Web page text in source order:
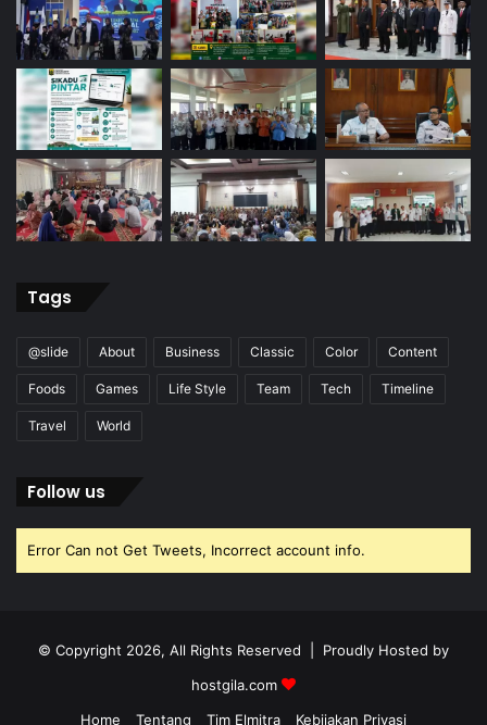
Tags
@slide About Business Classic Color Content
Foods Games Life Style Team Tech Timeline
Travel World
Follow us
Error Can not Get Tweets, Incorrect account info.
© Copyright 2026, All Rights Reserved | Proudly Hosted by
hostgila.com
Home
Tentang Tim Elmitra Kebijakan Privasi